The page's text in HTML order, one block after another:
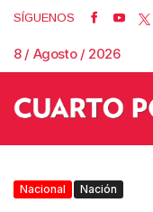
SÍGUENOS
8 / Agosto / 2026
Nacional Nación